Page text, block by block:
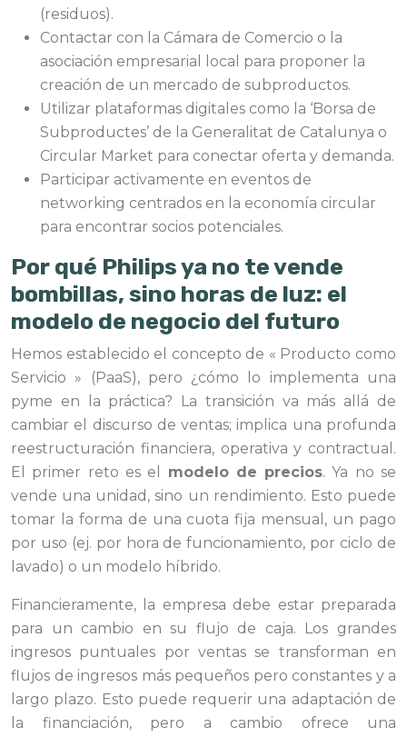
(residuos).
Contactar con la Cámara de Comercio o la
asociación empresarial local para proponer la
creación de un mercado de subproductos.
Utilizar plataformas digitales como la ‘Borsa de
Subproductes’ de la Generalitat de Catalunya o
Circular Market para conectar oferta y demanda.
Participar activamente en eventos de
networking centrados en la economía circular
para encontrar socios potenciales.
Por qué Philips ya no te vende
bombillas, sino horas de luz: el
modelo de negocio del futuro
Hemos establecido el concepto de « Producto como
Servicio » (PaaS), pero ¿cómo lo implementa una
pyme en la práctica? La transición va más allá de
cambiar el discurso de ventas; implica una profunda
reestructuración financiera, operativa y contractual.
El primer reto es el modelo de precios. Ya no se
vende una unidad, sino un rendimiento. Esto puede
tomar la forma de una cuota fija mensual, un pago
por uso (ej. por hora de funcionamiento, por ciclo de
lavado) o un modelo híbrido.
Financieramente, la empresa debe estar preparada
para un cambio en su flujo de caja. Los grandes
ingresos puntuales por ventas se transforman en
flujos de ingresos más pequeños pero constantes y a
largo plazo. Esto puede requerir una adaptación de
la financiación, pero a cambio ofrece una